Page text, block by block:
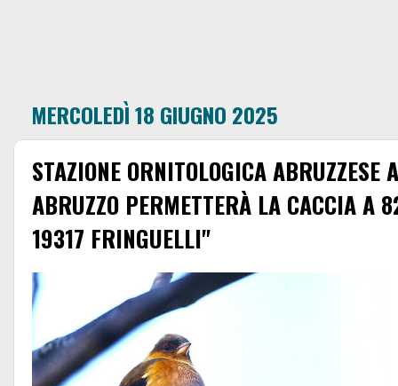
MERCOLEDÌ 18 GIUGNO 2025
STAZIONE ORNITOLOGICA ABRUZZESE
ABRUZZO PERMETTERÀ LA CACCIA A
19317 FRINGUELLI"